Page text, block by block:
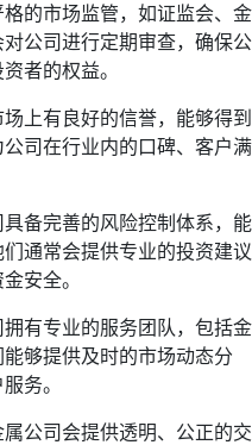
的市场监管，如证监会、金
公司进行定期审查，确保公
者的权益。
上有良好的信誉，能够得到
司在行业内的口碑、客户满
备完善的风险控制体系，能
通常会提供专业的投资建议
安全。
有专业的服务团队，包括金
够提供及时的市场动态分
务。
公司会提供透明、公正的交